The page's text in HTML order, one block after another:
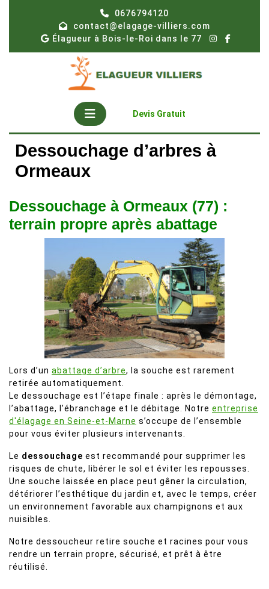
0676794120
contact@elagage-villiers.com
Élagueur à Bois-le-Roi dans le 77
Open
Button
Devis Gratuit
Dessouchage d’arbres à
Ormeaux
Dessouchage à Ormeaux (77) :
terrain propre après abattage
Lors d’un abattage d’arbre, la souche est rarement
retirée automatiquement.
Le dessouchage est l’étape finale : après le démontage,
l’abattage, l’ébranchage et le débitage. Notre entreprise
d'élagage en Seine-et-Marne s’occupe de l’ensemble
pour vous éviter plusieurs intervenants.
Le dessouchage est recommandé pour supprimer les
risques de chute, libérer le sol et éviter les repousses.
Une souche laissée en place peut gêner la circulation,
détériorer l’esthétique du jardin et, avec le temps, créer
un environnement favorable aux champignons et aux
nuisibles.
Notre dessoucheur retire souche et racines pour vous
rendre un terrain propre, sécurisé, et prêt à être
réutilisé.